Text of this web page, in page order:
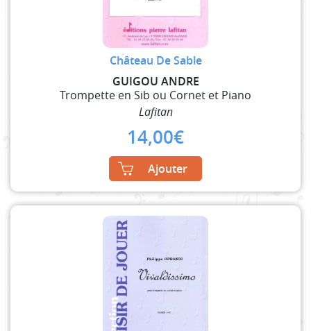
Château De Sable
GUIGOU ANDRE
Trompette en Sib ou Cornet et Piano
Lafitan
14,00€
Ajouter